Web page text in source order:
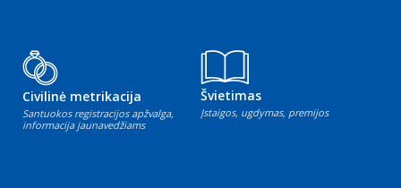
Civilinė metrikacija
Santuokos registracijos apžvalga,
informacija jaunavedžiams
Švietimas
Įstaigos, ugdymas, premijos